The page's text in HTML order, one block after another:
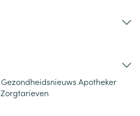
Gezondheidsnieuws Apotheker
Zorgtarieven